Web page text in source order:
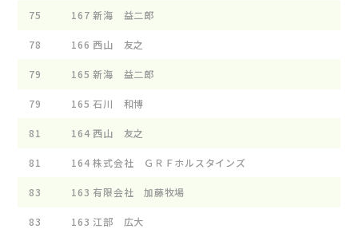
75 167 新海 益二郎
78 166 西山 友之
79 165 新海 益二郎
79 165 石川 和博
81 164 西山 友之
81 164 株式会社 ＧＲＦホルスタインズ
83 163 有限会社 加藤牧場
83 163 江部 広大